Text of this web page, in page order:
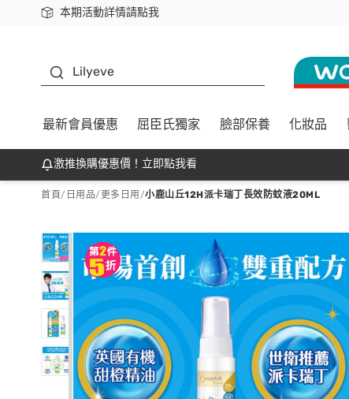
本期活動詳情請點我
下載app最高回饋$350
Lilyeve
最新會員優惠 屈臣氏獨家 臉部保養 化妝品
激推換購優惠價！立即點我看
首頁/ 日用品/ 更多日用 /小鹿山丘12H派卡瑞丁長效防蚊液20ML